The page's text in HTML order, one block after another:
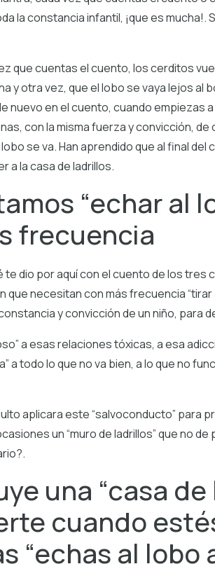
la constancia infantil, ¡que es mucha!.
que cuentas el cuento, los cerditos
y otra vez, que el lobo se vaya lejos al
nuevo en el cuento, cuando empiezas
con la misma fuerza y convicción,
se va. Han aprendido que al final del
a la casa de ladrillos.
“echar al
frecuencia
te dio por aquí con el cuento de los tres
que necesitan con más frecuencia
y convicción de un niño, para
a esas relaciones tóxicas, a esa
a todo lo que no va bien, a lo que no
aplicara este “salvoconducto” para
un “muro de ladrillos” que no
una “casa
cuando
“echas al lobo